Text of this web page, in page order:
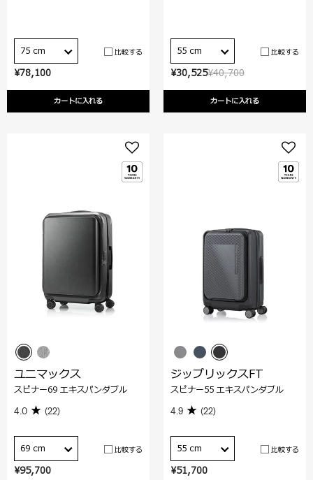
¥78,100
カートに入れる
75 cm 比較する
¥40,700
¥30,525
カートに入れる
55 cm 比較する
¥95,700
ユニマックス
スピナー69 エキスパンダブル
4.0 (22)
69 cm 比較する
¥51,700
ジップリックスFT
スピナー55 エキスパンダブル
4.9 (22)
55 cm 比較する